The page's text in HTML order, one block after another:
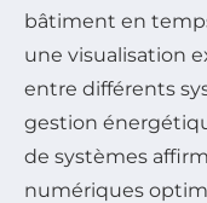
bâtiment en
une visualisation
entre différents
gestion
de systèmes
numériques